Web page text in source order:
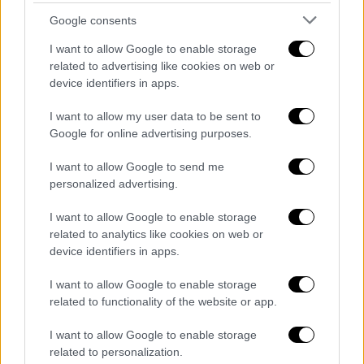
Google consents
I want to allow Google to enable storage
related to advertising like cookies on web or
device identifiers in apps.
I want to allow my user data to be sent to
Google for online advertising purposes.
I want to allow Google to send me
personalized advertising.
I want to allow Google to enable storage
related to analytics like cookies on web or
device identifiers in apps.
I want to allow Google to enable storage
related to functionality of the website or app.
I want to allow Google to enable storage
related to personalization.
ασφαλή επαναλειτουργία της κοινωνικής
ζωής.
«Αφήσαμε πίσω τα δύσκολα, θα πάμε
ενώ είχε την ευκαιρία να δοκιμάσει σειρά
προϊόντων από πολλές περιοχές της
Ελλάδας, που αποτελούν μέρος της
ελληνικής διατροφής αλλά και του
μοναδικού γαστρονομικού προϊόντος που
προσφέρει η χώρα μας σε όλους τους
επισκέπτες. «Αν κρίνω από την κίνηση, θα
πρωθυπουργό συνόδευσε η υφυπουργός
Τουρισμού Σοφία Ζαχαράκη.
Ολόκληρη η δήλωση του πρωθυπουργού